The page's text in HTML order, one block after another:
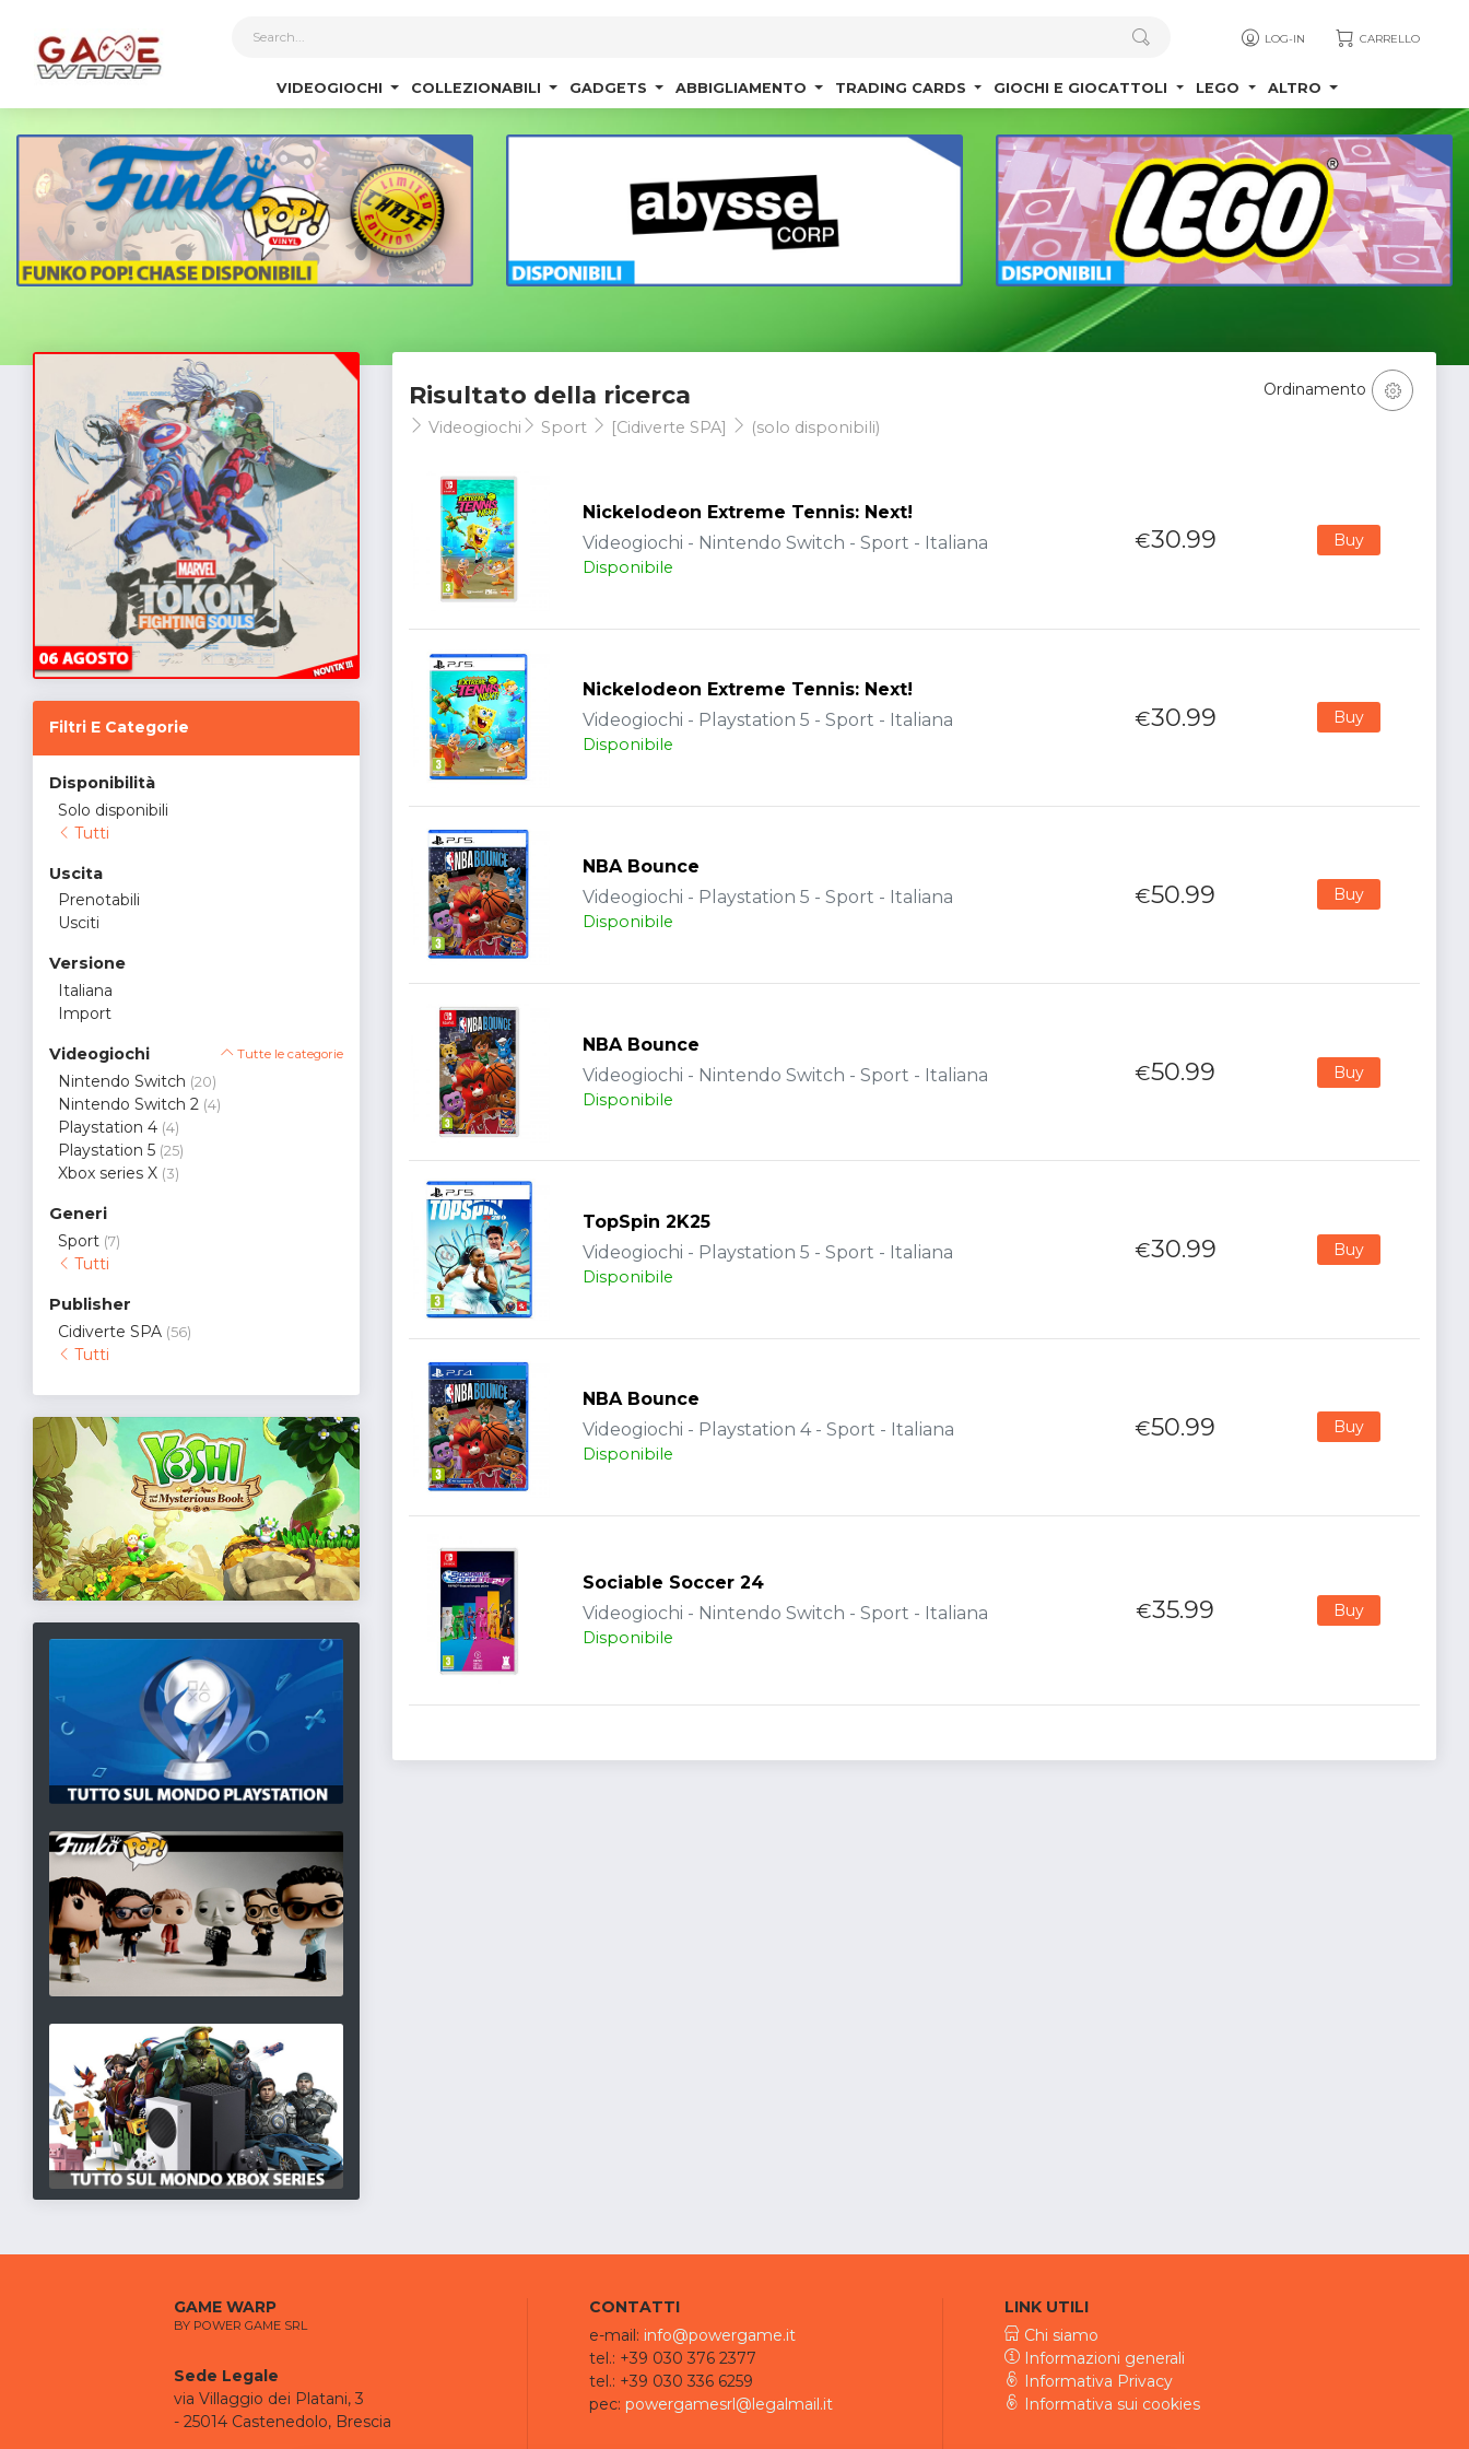
LOG-IN CARRELLO
VIDEOGIOCHI COLLEZIONABILI GADGETS ABBIGLIAMENTO TRADING CARDS GIOCHI E GIOCATTOLI LEGO ALTRO
Filtri E Categorie
Disponibilità
Solo disponibili
Tutti
Uscita
Prenotabili
Usciti
Versione
Italiana
Import
Videogiochi Tutte le categorie
Nintendo Switch (20)
Nintendo Switch 2 (4)
Playstation 4 (4)
Playstation 5 (25)
Xbox series X (3)
Generi
Sport (7)
Tutti
Publisher
Cidiverte SPA (56)
Tutti
Risultato della ricerca
Videogiochi Sport [Cidiverte SPA] (solo disponibili)
Ordinamento
Nickelodeon Extreme Tennis: Next!
Videogiochi - Nintendo Switch - Sport - Italiana
Disponibile
€30.99 Buy
Nickelodeon Extreme Tennis: Next!
Videogiochi - Playstation 5 - Sport - Italiana
Disponibile
€30.99 Buy
NBA Bounce
Videogiochi - Playstation 5 - Sport - Italiana
Disponibile
€50.99 Buy
NBA Bounce
Videogiochi - Nintendo Switch - Sport - Italiana
Disponibile
€50.99 Buy
TopSpin 2K25
Videogiochi - Playstation 5 - Sport - Italiana
Disponibile
€30.99 Buy
NBA Bounce
Videogiochi - Playstation 4 - Sport - Italiana
Disponibile
€50.99 Buy
Sociable Soccer 24
Videogiochi - Nintendo Switch - Sport - Italiana
Disponibile
€35.99 Buy
GAME WARP
BY POWER GAME SRL
Sede Legale
via Villaggio dei Platani, 3
- 25014 Castenedolo, Brescia
CONTATTI
e-mail: info@powergame.it
tel.: +39 030 376 2377
tel.: +39 030 336 6259
pec: powergamesrl@legalmail.it
LINK UTILI
Chi siamo
Informazioni generali
Informativa Privacy
Informativa sui cookies